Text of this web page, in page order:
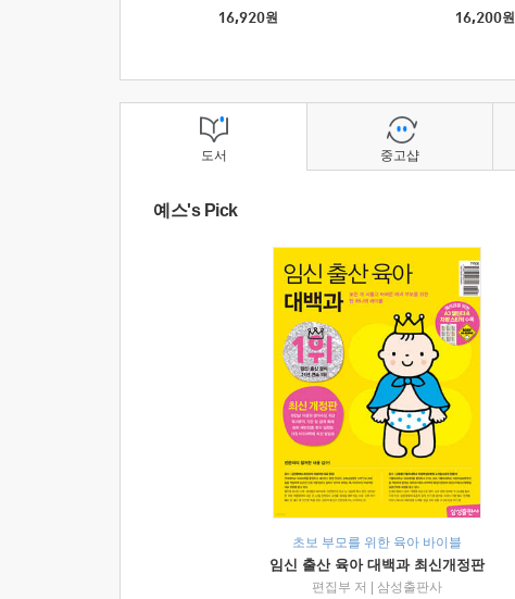
16,920원
16,200원
도서
예스's Pick
초보 부모를 위한 육아 바이블
임신 출산 육아 대백과 최신개정판
편집부 저
삼성출판사
중고샵